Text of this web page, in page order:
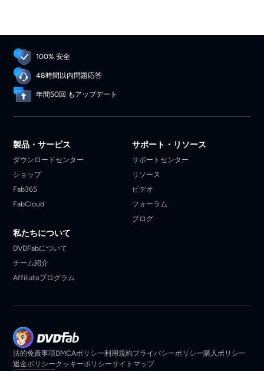
100% 安全
48時間以内問題応答
年間50回 もアップデート
製品・サービス
ダウンロードセンター
ショップ
Fab365
FabCloud
サポート・リソース
サポートセンター
リソース
ビデオ
フォーラム
ブログ
私たちについて
DVDFabについて
チーム紹介
Affiliateプログラム
法的免責事項DMCAポリシー利用規約プライバシーポリシー購入ポリシー
返金ポリシークッキーポリシーサイトマップ